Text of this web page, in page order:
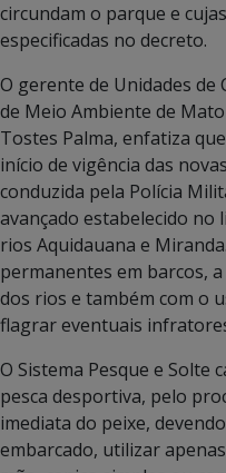
circundam o parque e
especificadas no decreto.
O gerente de Unidades
de Meio Ambiente de
Tostes Palma, enfatiza
início de vigência das
conduzida pela Polícia
avançado estabelecido no
rios Aquidauana e
permanentes em barcos,
dos rios e também com o
flagrar eventuais
O Sistema Pesque e Solte
pesca desportiva, pelo
imediata do peixe,
embarcado, utilizar